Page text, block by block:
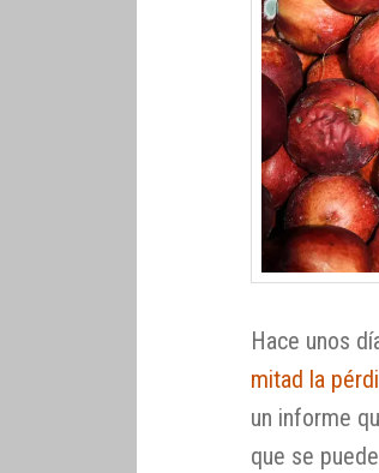
Hace unos
mitad la
un informe
que se